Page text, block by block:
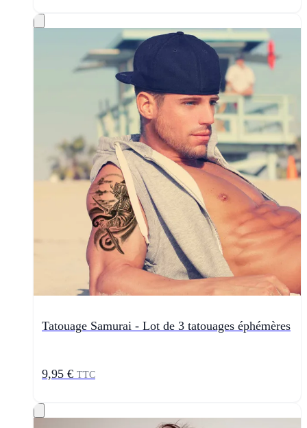
Tatouage Samurai - Lot de 3 tatouages éphémères
9,95 € TTC